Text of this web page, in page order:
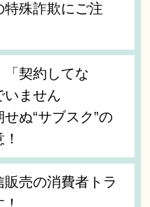
殊詐欺にご注
「契約してな
いません
サブスク”の
売の消費者トラ